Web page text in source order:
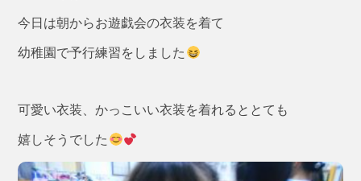
今日は朝からお遊戯会の衣装を着て
幼稚園で予行練習をしました
可愛い衣装、かっこいい衣装を着れるととても
嬉しそうでした